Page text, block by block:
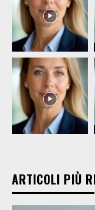
ARTICOLI PIÙ